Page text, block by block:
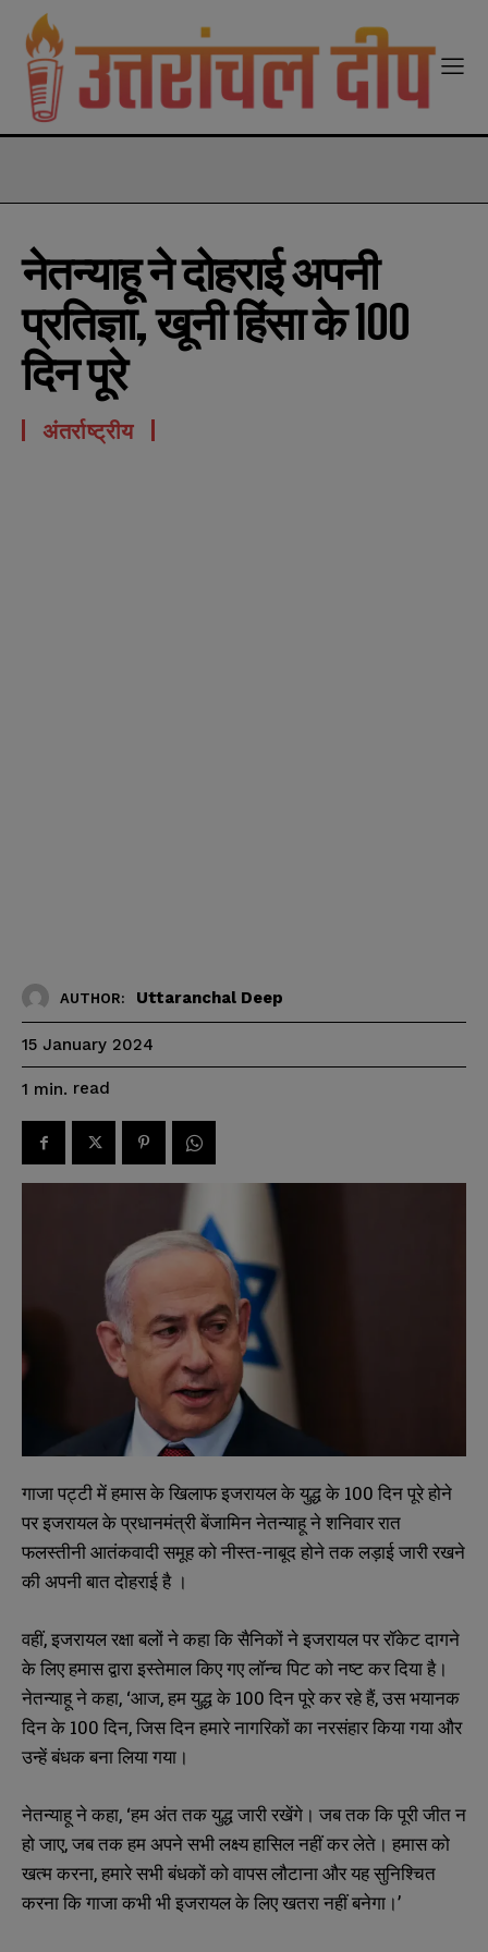
नेतन्याहू ने दोहराई अपनी
प्रतिज्ञा, खूनी हिंसा के 100
दिन पूरे
अंतर्राष्ट्रीय
AUTHOR: Uttaranchal Deep
15 January 2024
1 min. read
गाजा पट्टी में हमास के खिलाफ इजरायल के युद्ध के 100 दिन पूरे होने
पर इजरायल के प्रधानमंत्री बेंजामिन नेतन्याहू ने शनिवार रात
फलस्तीनी आतंकवादी समूह को नीस्त-नाबूद होने तक लड़ाई जारी रखने
की अपनी बात दोहराई है ।
वहीं, इजरायल रक्षा बलों ने कहा कि सैनिकों ने इजरायल पर रॉकेट दागने
के लिए हमास द्वारा इस्तेमाल किए गए लॉन्च पिट को नष्ट कर दिया है।
नेतन्याहू ने कहा, ‘आज, हम युद्ध के 100 दिन पूरे कर रहे हैं, उस भयानक
दिन के 100 दिन, जिस दिन हमारे नागरिकों का नरसंहार किया गया और
उन्हें बंधक बना लिया गया।
नेतन्याहू ने कहा, ‘हम अंत तक युद्ध जारी रखेंगे। जब तक कि पूरी जीत न
हो जाए, जब तक हम अपने सभी लक्ष्य हासिल नहीं कर लेते। हमास को
खत्म करना, हमारे सभी बंधकों को वापस लौटाना और यह सुनिश्चित
करना कि गाजा कभी भी इजरायल के लिए खतरा नहीं बनेगा।’